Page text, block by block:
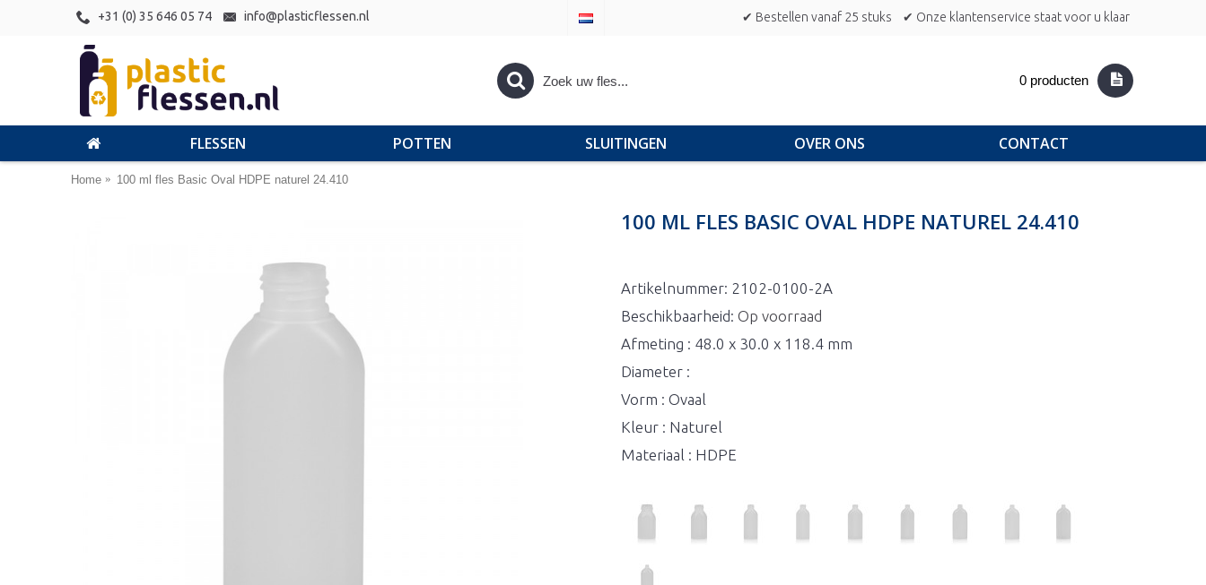
+31 (0) 35 646 05 74 info@plasticflessen.nl ✔ Bestellen vanaf 25 stuks ✔ Onze klantenservice staat voor u klaar
0 producten
FLESSEN POTTEN SLUITINGEN OVER ONS CONTACT
Home 100 ml fles Basic Oval HDPE naturel 24.410
100 ML FLES BASIC OVAL HDPE NATUREL 24.410
Artikelnummer: 2102-0100-2A
Beschikbaarheid: Op voorraad
Afmeting : 48.0 x 30.0 x 118.4 mm
Diameter :
Vorm : Ovaal
Kleur : Naturel
Materiaal : HDPE